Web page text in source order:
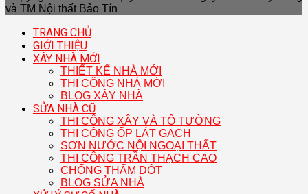
và TM Nội thất Bảo Tín
TRANG CHỦ
GIỚI THIỆU
XÂY NHÀ MỚI
THIẾT KẾ NHÀ MỚI
THI CÔNG NHÀ MỚI
BLOG XÂY NHÀ
SỬA NHÀ CŨ
THI CÔNG XÂY VÀ TÔ TƯỜNG
THI CÔNG ỐP LÁT GẠCH
SƠN NƯỚC NỘI NGOẠI THẤT
THI CÔNG TRẦN THẠCH CAO
CHỐNG THẤM DỘT
BLOG SỬA NHÀ